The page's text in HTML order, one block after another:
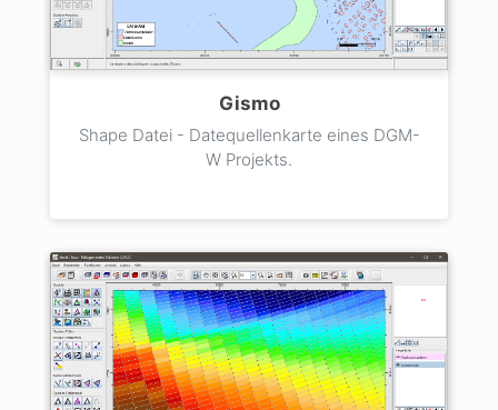
Gismo
Shape Datei - Datequellenkarte eines DGM-
W Projekts.